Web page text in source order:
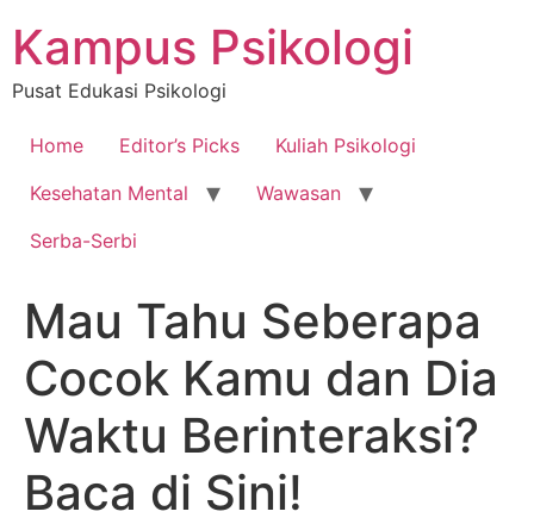
content
Kampus Psikologi
Pusat Edukasi Psikologi
Home Editor’s Picks
Kuliah Psikologi
Kesehatan Mental
Wawasan
Serba-Serbi
Mau Tahu Seberapa
Cocok Kamu dan Dia
Waktu Berinteraksi?
Baca di Sini!